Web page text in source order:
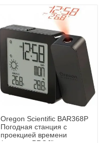
Oregon Scientific BAR368P
Погодная станция с
проекцией времени